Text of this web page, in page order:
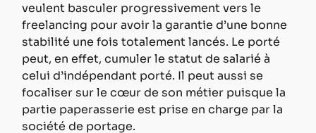
veulent basculer progressivement vers le
freelancing pour avoir la garantie d’une bonne
stabilité une fois totalement lancés. Le porté
peut, en effet, cumuler le statut de salarié à
celui d’indépendant porté. Il peut aussi se
focaliser sur le cœur de son métier puisque la
partie paperasserie est prise en charge par la
société de portage.